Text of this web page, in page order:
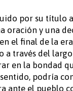
por su título a
oración y una
el final de la
a través del
en la bondad
podría
ante el pueblo